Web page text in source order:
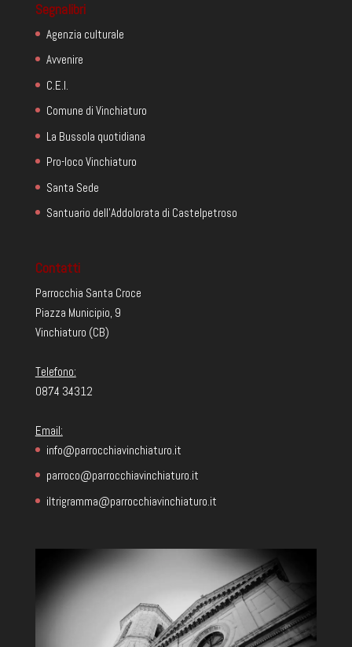
Segnalibri
Agenzia culturale
Avvenire
C.E.I.
Comune di Vinchiaturo
La Bussola quotidiana
Pro-loco Vinchiaturo
Santa Sede
Santuario dell'Addolorata di Castelpetroso
Contatti
Parrocchia Santa Croce
Piazza Municipio, 9
Vinchiaturo (CB)
Telefono:
0874 34312
Email:
info@parrocchiavinchiaturo.it
parroco@parrocchiavinchiaturo.it
iltrigramma@parrocchiavinchiaturo.it